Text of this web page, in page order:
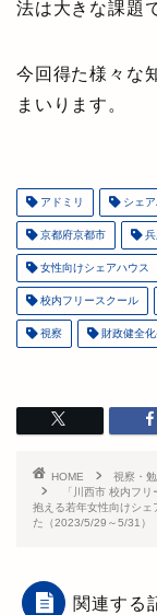
法は大きな課題
今回得た様々な
まいります。
アドミリ シェア
京都府京都市 兵
女性向けシェアハウス
校内フリースクール
視察 財政健全化
HOME
視察・
「川西市 校内フ
抱える若年女性向けシェ
た（2023/5/29～5/31）
関連する